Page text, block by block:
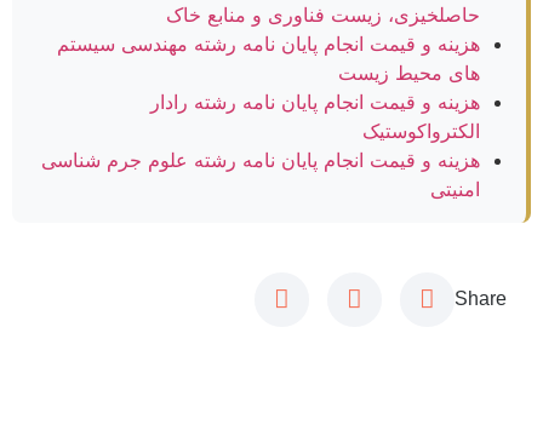
حاصلخیزی، زیست فناوری و منابع خاک
هزینه و قیمت انجام پایان نامه رشته مهندسی سیستم
های محیط زیست
هزینه و قیمت انجام پایان نامه رشته رادار
الکترواکوستیک
هزینه و قیمت انجام پایان نامه رشته علوم جرم شناسی
امنیتی
Share